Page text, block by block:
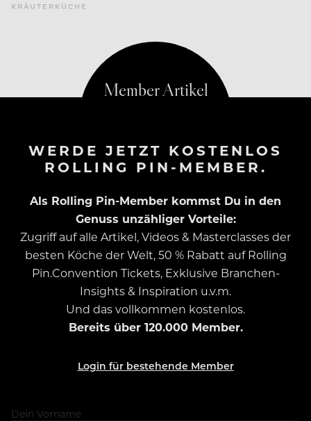
KRÄUTERKÜCHE
WERDE JETZT KOSTENLOS
ROLLING PIN-MEMBER.
Als Rolling Pin-Member kommst Du in den
Genuss unzähliger Vorteile:
Zugriff auf alle Artikel, Videos & Masterclasses der
besten Köche der Welt, 50 % Rabatt auf Rolling
Pin.Convention Tickets, Exklusive Branchen-
Insights & Inspiration u.v.m.
Und das vollkommen kostenlos.
Bereits über 120.000 Member.
Login für bestehende Member
Dein Vorname